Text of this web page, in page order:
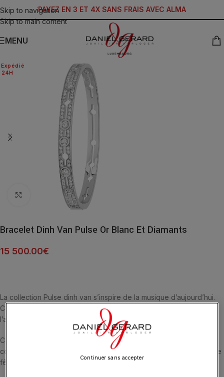
Skip to navigation
Skip to main content
PAYEZ EN 3 ET 4X SANS FRAIS AVEC ALMA
MENU
24H
Expédié
Click to enlarge
Bracelet Dinh Van Pulse Or Blanc Et Diamants
15 500.00€
La collection Pulse dinh van s’inspire de la musique d’aujourd’hui.
Comme une pulsation, les diamants sont propulsés d’un vide à
l’autre créant ainsi une pluie de diamants.
Ces nouvelles créations se réhaussent d’un pavage diamant et
confèrent à ces monochromes d’ors blancs et roses des allures de
fêtes.
Continuer sans accepter